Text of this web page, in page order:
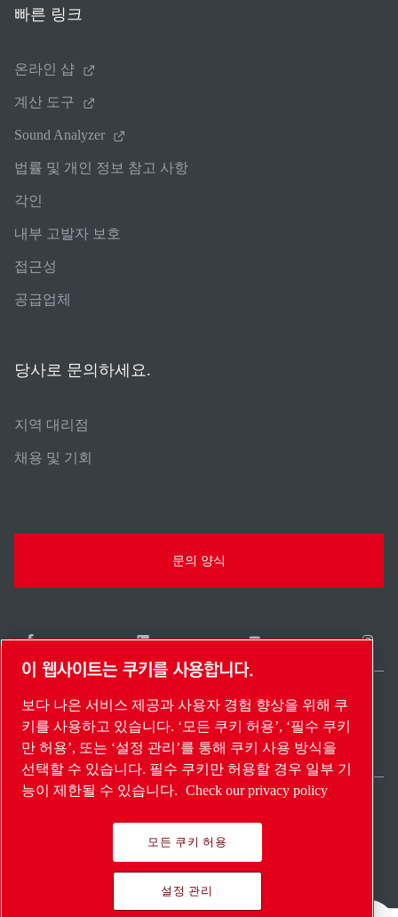
빠른 링크
온라인 샵
계산 도구
Sound Analyzer
법률 및 개인 정보 참고 사항
각인
내부 고발자 보호
접근성
공급업체
당사로 문의하세요.
지역 대리점
채용 및 기회
문의 양식
사이트 맵설정 관리© 2026 저작권.
South Korea / KO
Pioneering products.
이 웹사이트는 쿠키를 사용합니다.
보다 나은 서비스 제공과 사용자 경험 향상을 위해 쿠
키를 사용하고 있습니다. ‘모든 쿠키 허용’, ‘필수 쿠키
만 허용’, 또는 ‘설정 관리’를 통해 쿠키 사용 방식을
선택할 수 있습니다. 필수 쿠키만 허용할 경우 일부 기
능이 제한될 수 있습니다. Check our privacy policy
모든 쿠키 허용
설정 관리